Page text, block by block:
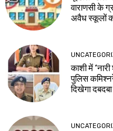
वाराणसी के
अवैध स्कूलों
काशी में
पुलिस
दिखेगा